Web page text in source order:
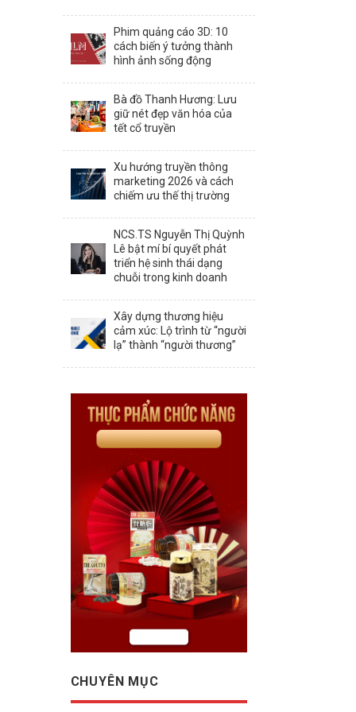
Phim quảng cáo 3D: 10
cách biến ý tưởng thành
hình ảnh sống động
Bà đồ Thanh Hương: Lưu
giữ nét đẹp văn hóa của
tết cổ truyền
Xu hướng truyền thông
marketing 2026 và cách
chiếm ưu thế thị trường
NCS.TS Nguyễn Thị Quỳnh
Lê bật mí bí quyết phát
triển hệ sinh thái dạng
chuỗi trong kinh doanh
Xây dựng thương hiệu
cảm xúc: Lộ trình từ “người
lạ” thành “người thương”
CHUYÊN MỤC